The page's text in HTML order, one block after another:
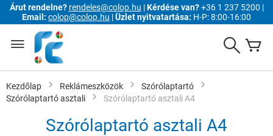
Árut rendelne? rendeles@colop.hu |Kérdése van?+36 1 237 5200 |
Email: colop@colop.hu |Üzlet nyitvatartása: H-P: 8:00-16:00
Search
Kezdőlap Reklámeszközök
Szórólaptartó
Szórólaptartó asztali
Szórólaptartó asztali A4
Szórólaptartó asztali A4